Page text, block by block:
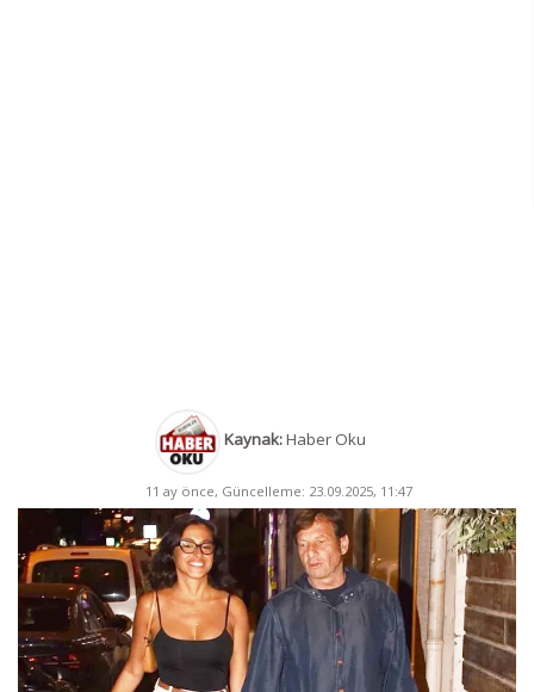
Kaynak:Haber Oku
11 ay önce, Güncelleme: 23.09.2025, 11:47